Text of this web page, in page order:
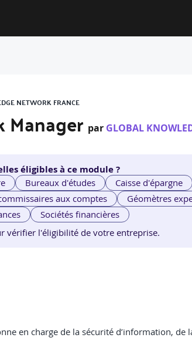
NETWORK FRANCE
Manager par GLOBAL
éligibles à ce module ?
Bureaux d'études Caisse d'épargne
aux comptes Géomètres
Sociétés financières
vérifier l'éligibilité de votre entreprise.
en charge de la sécurité d’information,